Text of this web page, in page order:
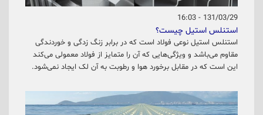
131/03/29 - 16:03
استنلس استیل چیست؟
استنلس استیل نوعی فولاد است که در برابر زنگ زدگی و خوردندگی
مقاوم می‌باشد و ویژگی‌هایی که آن را متمایز از فولاد معمولی می‌کند
این است که در مقابل برخورد هوا و رطوبت به آن لک ایجاد نمی‌شود.